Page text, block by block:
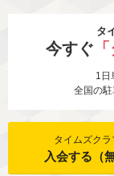
タ
今すぐ
1日
全国の
タイムズクラ
入会する（